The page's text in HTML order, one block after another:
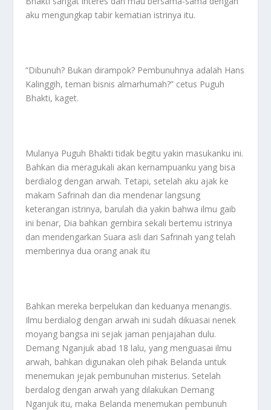
aku mengungkap tabir kematian istrinya itu.
“Dibunuh? Bukan dirampok? Pembunuhnya adalah Hans
Kalinggih, teman bisnis almarhumah?” cetus Puguh
Bhakti, kaget.
Mulanya Puguh Bhakti tidak begitu yakin masukanku ini.
Bahkan dia meragukali akan kernampuanku yang bisa
berdialog dengan arwah. Tetapi, setelah aku ajak ke
makam Safrinah dan dia mendenar langsung
keterangan istrinya, barulah dia yakin bahwa ilmu gaib
ini benar, Dia bahkan gernbira sekali bertemu istrinya
dan mendengarkan Suara asli dari Safrinah yang telah
memberinya dua orang anak itu
Bahkan mereka berpelukan dan keduanya menangis.
Ilmu berdialog dengan arwah ini sudah dikuasai nenek
moyang bangsa ini sejak jaman penjajahan dulu.
Demang Nganjuk abad 18 lalu, yang menguasai ilmu
arwah, bahkan digunakan oleh pihak Belanda untuk
menemukan jejak pembunuhan misterius. Setelah
berdalog dengan arwah yang dilakukan Demang
Nganjuk itu, maka Belanda menemukan pembunuh